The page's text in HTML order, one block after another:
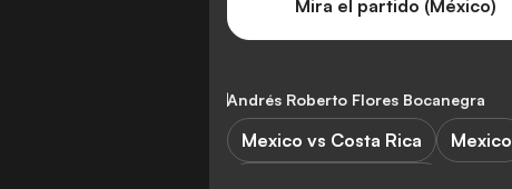
Mira el partido (México)
Andrés Roberto Flores Bocanegra
Mexico vs Costa Rica Mexico